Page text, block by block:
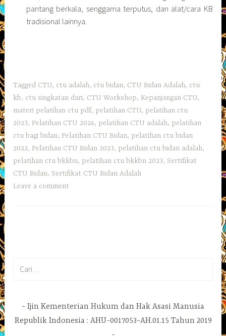
pantang berkala, senggama terputus, dan alat/cara KB
tradisional lainnya.
Tagged CTU, ctu adalah, ctu bidan, CTU Bidan Adalah, ctu
kb, ctu singkatan dari, CTU Workshop, Kepanjangan CTU,
materi pelatihan ctu pdf, pelatihan CTU, pelatihan ctu
2023, Pelatihan CTU 2024, pelatihan CTU adalah, pelatihan
ctu bagi bidan, Pelatihan CTU Bidan, pelatihan ctu bidan
2022, Pelatihan CTU Bidan 2023, pelatihan ctu bidan adalah,
pelatihan ctu bkkbn, pelatihan ctu bkkbn 2023, Sertifikat
CTU Bidan, Sertifikat CTU Bidan Adalah
Leave a comment
Ijin Kementerian Hukum dan Hak Asasi Manusia
Republik Indonesia : AHU-0017053-AH.01.15 Tahun 2019